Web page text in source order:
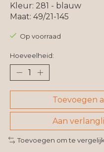
Kleur: 281 - blauw
Maat: 49/21-145
Op voorraad
Hoeveelheid:
Toevoegen
Aan
Toevoegen om te